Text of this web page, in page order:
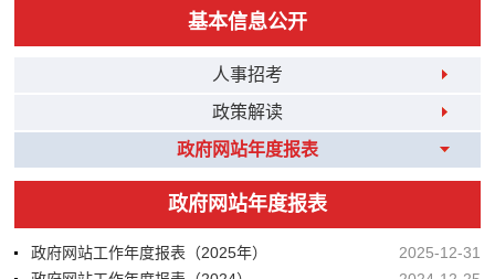
基本信息公开
人事招考
政策解读
政府网站年度报表
政府网站年度报表
政府网站工作年度报表（2025年）
2025-12-31